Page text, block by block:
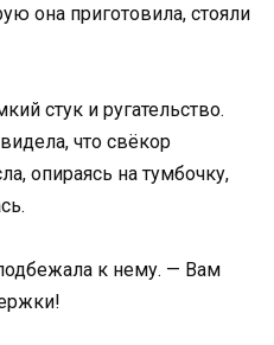
она приготовила, стояли
стук и ругательство.
что свёкор
опираясь на тумбочку,
к нему. — Вам